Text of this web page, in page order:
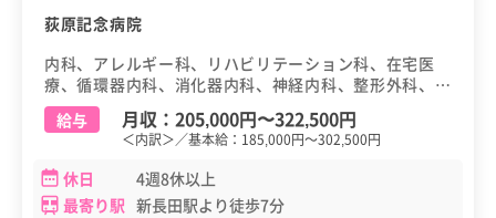
荻原記念病院
内科、アレルギー科、リハビリテーション科、在宅医
療、循環器内科、消化器内科、神経内科、整形外科、老
年内科、歯科・口腔外科
給与 月収： 205,000円〜322,500円
＜内訳＞／基本給：185,000円～302,500円
休日
4週8休以上
最寄り駅 新長田駅より徒歩7分